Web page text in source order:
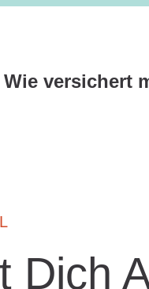
Wie versichert
Dich